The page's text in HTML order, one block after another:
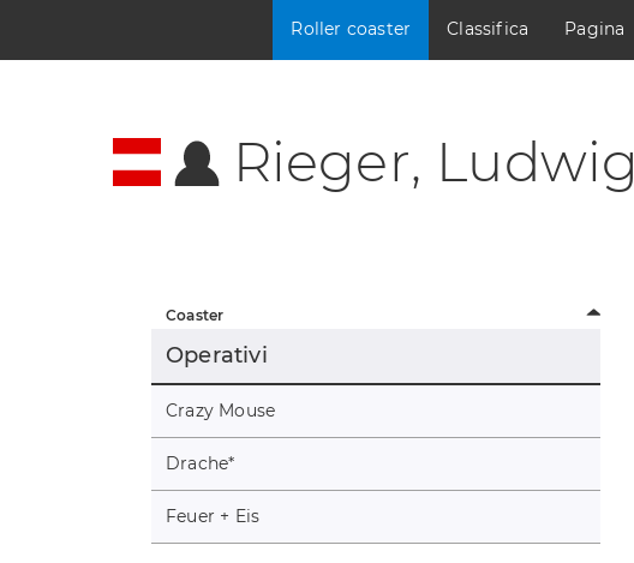
Roller coaster Classifica Pagina
Rieger, Ludwig
Coaster
Operativi
Crazy Mouse
Drache*
Feuer + Eis